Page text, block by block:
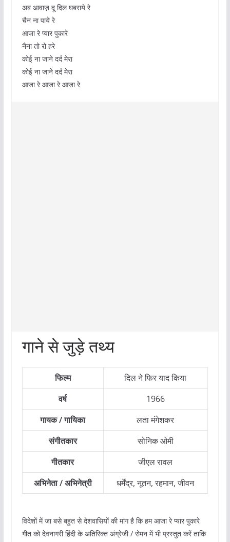
अब आवाज़ दू दिल घबराये रे
चैन ना पाये रे
आजा रे प्यार पुकारे
नैना तो रो हरे
कोई ना जाने दर्द मेरा
कोई ना जाने दर्द मेरा
आजा रे आजा रे आजा रे
गाने से जुड़े तथ्य
फिल्म
दिल ने फिर याद किया
वर्ष
1966
गायक / गायिका
लता मंगेशकर
संगीतकार
सोनिक ओमी
गीतकार
जीएल रावल
अभिनेता / अभिनेत्री
धर्मेंद्र, नूतन, रहमान, जीवन
विदेशों में जा बसे बहुत से देशवासियों की मांग है कि हम आजा रे प्यार पुकारे
गीत को देवनागरी हिंदी के अतिरिक्त अंग्रेजी / रोमन में भी प्रस्तुत करें ताकि